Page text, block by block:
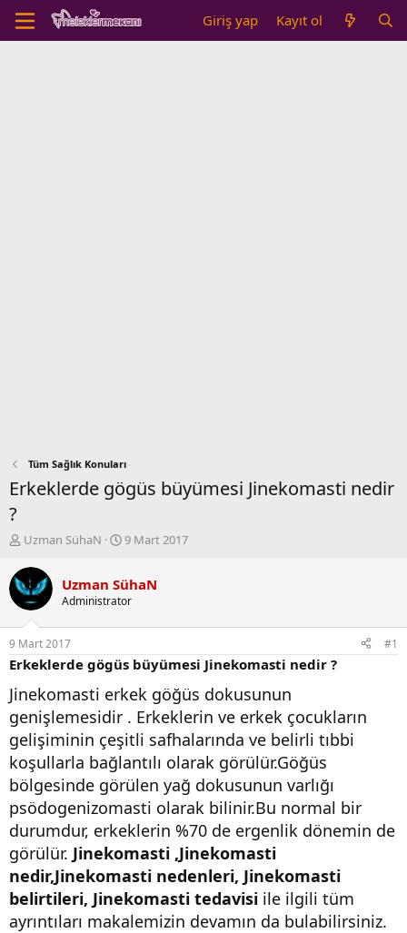
Giriş yap Kayıt ol
Tüm Sağlık Konuları
Erkeklerde gögüs büyümesi Jinekomasti nedir
?
K
n
b
u
y
u
b
a
a
t
a
n
Uzman SühaN
B
l
a
ı
ç
a
i
h
i
9 Mart 2017
Uzman SühaN
Administrator
9 Mart 2017 #1
Erkeklerde gögüs büyümesi Jinekomasti nedir ?
Jinekomasti erkek göğüs dokusunun
genişlemesidir . Erkeklerin ve erkek çocukların
gelişiminin çeşitli safhalarında ve belirli tıbbi
koşullarla bağlantılı olarak görülür.Göğüs
bölgesinde görülen yağ dokusunun varlığı
psödogenizomasti olarak bilinir.Bu normal bir
durumdur, erkeklerin %70 de ergenlik dönemin de
görülür. Jinekomasti ,Jinekomasti
nedir,Jinekomasti nedenleri, Jinekomasti
belirtileri, Jinekomasti tedavisi ile ilgili tüm
ayrıntıları makalemizin devamın da bulabilirsiniz.